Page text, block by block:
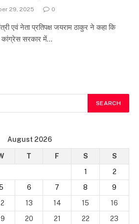
29, 2025 0
एवं नेता प्रतिपक्ष जयराम ठाकुर ने कहा कि
कांग्रेस सरकार में…
August 2026
T F S
S
1
2
6 7 8
9
13 14 15
16
20 21 22
23